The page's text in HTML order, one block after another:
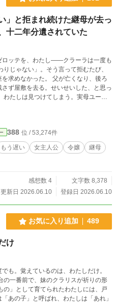
」と拒まれ続けた継母が去っ
十二年分遺されていた
ロッテを、わたし——クラーラは一度も
じゃない」。そう言って拒むたび、
求めなかった。 父が亡くなり、後ろ
ず屋敷を去る。せいせいした、と思っ
たしは見つけてしまう。実母ユーリ
十二年分の包み紙。実母の故郷料理を
書。そこには実母の名で「クラーラの
「母を奪おうとしている」と憎んだ
けていた。母の代わりになろうとしな
ずっと自分に禁じていたのだ。 気づ
どこにもいなかった。
388 位 / 53,274件
もう遅い 女主人公 令嬢
継母
感想数 4
文字数 8,378
新日 2026.06.10
登録日 2026.06.10
お気に入り追加 489
け
も。覚えているのは、わたしだけ。
あの子」と呼ばれ、わたしは「あれ」